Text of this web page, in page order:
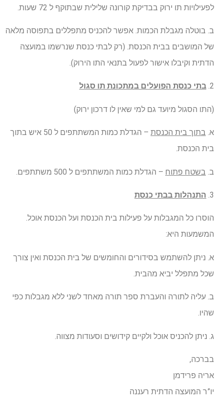
לפעילויות תו ירוק בבדיקת קורונה שלילית שבתוקף ל 72 שעות.
ב. בוטלה מגבלת הכמות. אפשר להכניס מתפללים בתפוסה מלאה
של המושבים בבית הכנסת. (רק לבתי כנסת שנרשמו במועצה
הדתית וקיבלו אישור לפעול בתנאי התו הירוק).
2. בתי כנסת הפועלים במתכונת תו סגול
(התו הסגול מיועד גם למי שאין לו דרכון ירוק)
א. בתוך בית הכנסת
– הגדלת כמות המשתתפים ל 50 איש בתוך
בית הכנסת.
ב. בשטח פתוח – הגדלת כמות המשתתפים ל 500 משתתפים.
3. התנהלות בבתי כנסת
הוסרו כל המגבלות על פעילות בית הכנסת ועל הכנסת אוכל.
המשמעות היא:
א. ניתן להשתמש בסידורים והחומשים של בית הכנסת ואין צורך
שכל מתפלל יביא מהבית.
ב. עליה לתורה והעברת ספר תורה מאחד לשני ללא מגבלות כפי
שהיו.
ג. ניתן להכניס אוכל ולקיים קידושים וסעודות מצווה.
בברכה,
אריה פרידמן
יו”ר המועצה הדתית רעננה